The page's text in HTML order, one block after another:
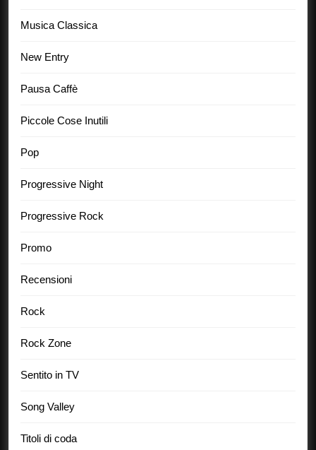
Musica Classica
New Entry
Pausa Caffè
Piccole Cose Inutili
Pop
Progressive Night
Progressive Rock
Promo
Recensioni
Rock
Rock Zone
Sentito in TV
Song Valley
Titoli di coda